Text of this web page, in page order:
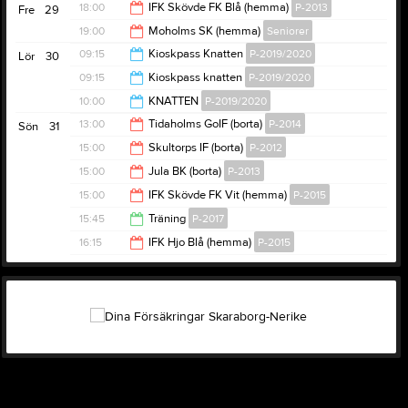
19:00
19:30
29
Fre 18:00 IFK Skövde FK Blå (hemma) P-2013
20:00
19:00 Moholms SK (hemma) Seniorer
21:00
30
Lör 09:15 Kioskpass Knatten P-2019/2020
12:30
09:15 Kioskpass knatten P-2019/2020
12:30
10:00 KNATTEN P-2019/2020
12:30
31
Sön 13:00 Tidaholms GoIF (borta) P-2014
15:00
15:00 Skultorps IF (borta) P-2012
16:30
15:00 Jula BK (borta) P-2013
17:00
15:00 IFK Skövde FK Vit (hemma) P-2015
17:00
15:45 Träning P-2017
17:00
16:15 IFK Hjo Blå (hemma) P-2015